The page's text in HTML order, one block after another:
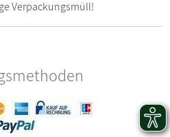
Verpackungsmüll!